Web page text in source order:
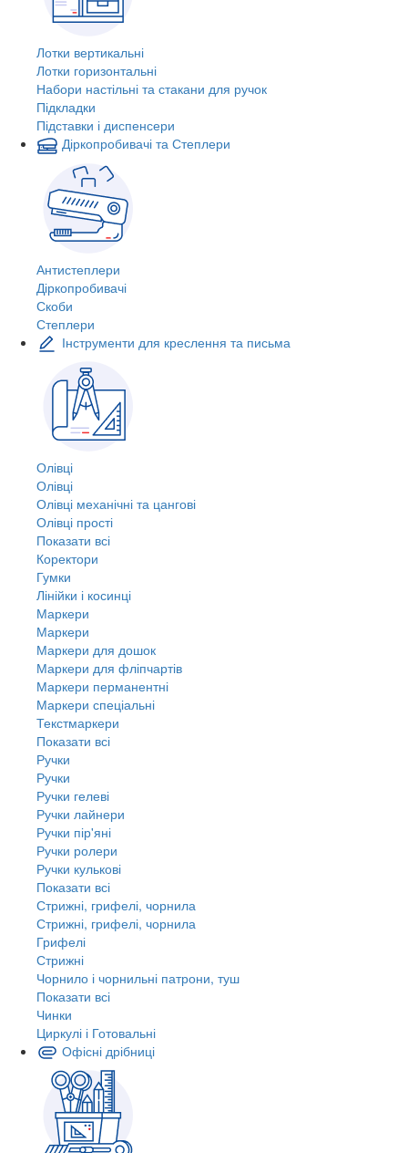
Лотки вертикальні
Лотки горизонтальні
Набори настільні та стакани для ручок
Підкладки
Підставки і диспенсери
Діркопробивачі та Степлери
Антистеплери
Діркопробивачі
Скоби
Степлери
Інструменти для креслення та письма
Олівці
Олівці
Олівці механічні та цангові
Олівці прості
Показати всі
Коректори
Гумки
Лінійки і косинці
Маркери
Маркери
Маркери для дошок
Маркери для фліпчартів
Маркери перманентні
Маркери спеціальні
Текстмаркери
Показати всі
Ручки
Ручки
Ручки гелеві
Ручки лайнери
Ручки пір'яні
Ручки ролери
Ручки кулькові
Показати всі
Стрижні, грифелі, чорнила
Стрижні, грифелі, чорнила
Грифелі
Стрижні
Чорнило і чорнильні патрони, туш
Показати всі
Чинки
Циркулі і Готовальні
Офісні дрібниці